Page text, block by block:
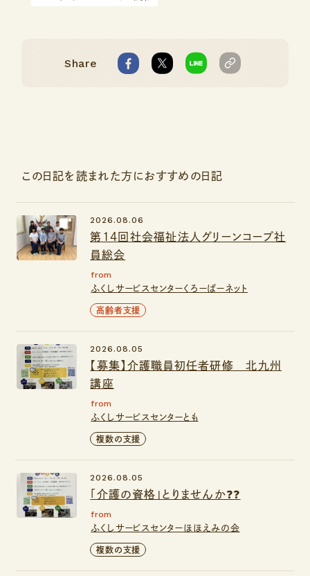
Share
この日記を読まれた方におすすめの日記
第14回社会福祉法人グリーンコープ社
員総会
2026.08.06
from
ふくしサービスセンターくろーばーネット
高齢者支援
【募集】介護職員初任者研修 北九州
講座
2026.08.05
from
ふくしサービスセンターとも
複数の支援
「介護の資格」とりませんか❓❓
2026.08.05
from
ふくしサービスセンターほほえみの会
複数の支援